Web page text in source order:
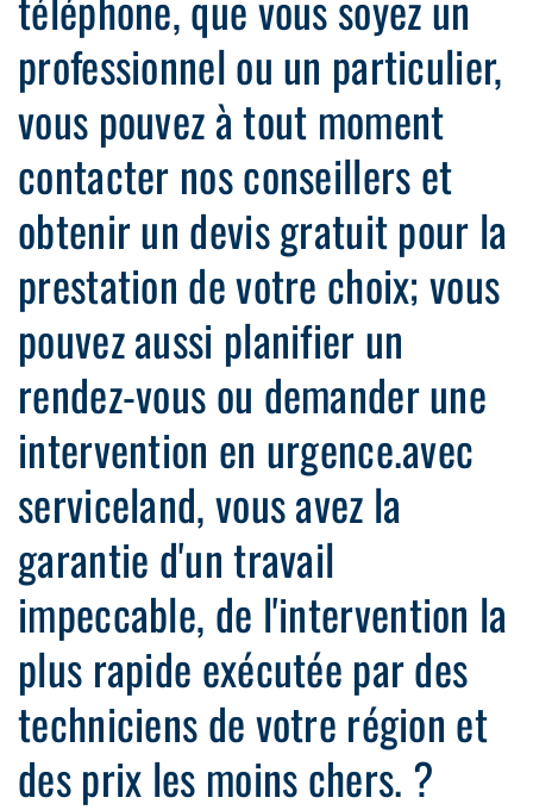
professionnel ou un particulier,
vous pouvez à tout moment
contacter nos conseillers et
obtenir un devis gratuit pour la
prestation de votre choix; vous
pouvez aussi planifier un
rendez-vous ou demander une
intervention en urgence.avec
serviceland, vous avez la
garantie d'un travail
impeccable, de l'intervention la
plus rapide exécutée par des
techniciens de votre région et
des prix les moins chers. ?